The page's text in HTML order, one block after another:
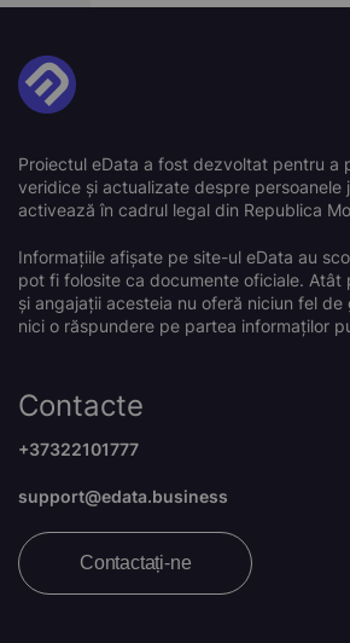
Proiectul eData a fost dezvoltat pentru a
veridice și actualizate despre persoanele
activează în cadrul legal din Republica
Informațiile afișate pe site-ul eData au
pot fi folosite ca documente oficiale. Atât
și angajații acesteia nu oferă niciun fel
nici o răspundere pe partea informaților
Contacte
+37322101777
support@edata.business
Contactați-ne